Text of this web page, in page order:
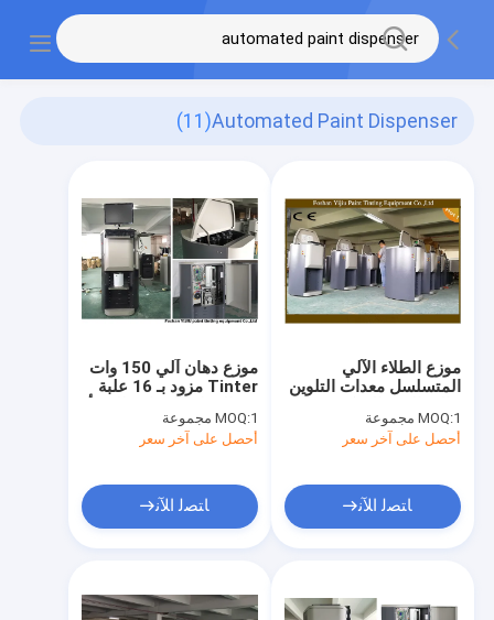
Automated Paint Dispenser
(11)
موزع دهان آلي 150 وات
Tinter مزود بـ 16 علبة
سعة 2.3 لتر
MOQ:1 مجموعة
أحصل على آخر سعر
ﺎﺘﺼﻟ ﺍﻶﻧ
موزع الطلاء الآلي
المتسلسل معدات التلوين
MOQ:1 مجموعة
أحصل على آخر سعر
ﺎﺘﺼﻟ ﺍﻶﻧ